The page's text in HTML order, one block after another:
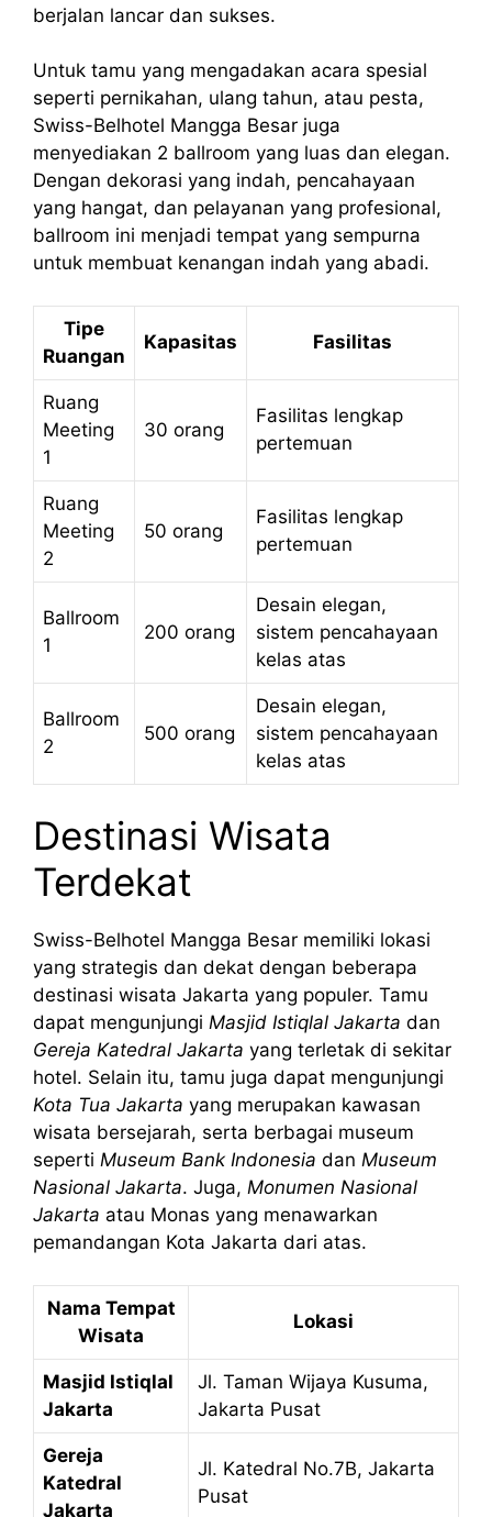
berjalan lancar dan sukses.
Untuk tamu yang mengadakan acara spesial
seperti pernikahan, ulang tahun, atau pesta,
Swiss-Belhotel Mangga Besar juga
menyediakan 2 ballroom yang luas dan elegan.
Dengan dekorasi yang indah, pencahayaan
yang hangat, dan pelayanan yang profesional,
ballroom ini menjadi tempat yang sempurna
untuk membuat kenangan indah yang abadi.
Tipe
Ruangan
Kapasitas Fasilitas
Ruang
Meeting
1
30 orang
Fasilitas lengkap
pertemuan
Ruang
Meeting
2
50 orang
Fasilitas lengkap
pertemuan
Ballroom
1
200 orang
Desain elegan,
sistem pencahayaan
kelas atas
Ballroom
2
500 orang
Desain elegan,
sistem pencahayaan
kelas atas
Destinasi Wisata
Terdekat
Swiss-Belhotel Mangga Besar memiliki lokasi
yang strategis dan dekat dengan beberapa
destinasi wisata Jakarta yang populer. Tamu
dapat mengunjungi Masjid Istiqlal Jakarta dan
Gereja Katedral Jakarta yang terletak di sekitar
hotel. Selain itu, tamu juga dapat mengunjungi
Kota Tua Jakarta yang merupakan kawasan
wisata bersejarah, serta berbagai museum
seperti Museum Bank Indonesia dan Museum
Nasional Jakarta. Juga, Monumen Nasional
Jakarta atau Monas yang menawarkan
pemandangan Kota Jakarta dari atas.
Nama Tempat
Wisata
Lokasi
Masjid Istiqlal
Jakarta
Jl. Taman Wijaya Kusuma,
Jakarta Pusat
Gereja
Katedral
Jakarta
Jl. Katedral No.7B, Jakarta
Pusat